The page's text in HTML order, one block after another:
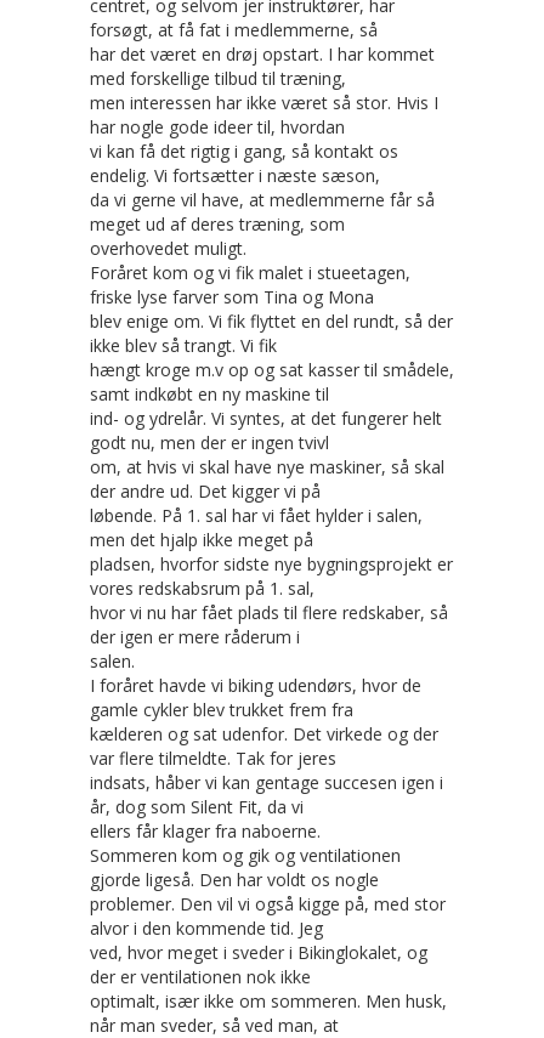
centret, og selvom jer instruktører, har
forsøgt, at få fat i medlemmerne, så
har det været en drøj opstart. I har kommet
med forskellige tilbud til træning,
men interessen har ikke været så stor. Hvis I
har nogle gode ideer til, hvordan
vi kan få det rigtig i gang, så kontakt os
endelig. Vi fortsætter i næste sæson,
da vi gerne vil have, at medlemmerne får så
meget ud af deres træning, som
overhovedet muligt.
Foråret kom og vi fik malet i stueetagen,
friske lyse farver som Tina og Mona
blev enige om. Vi fik flyttet en del rundt, så der
ikke blev så trangt. Vi fik
hængt kroge m.v op og sat kasser til smådele,
samt indkøbt en ny maskine til
ind- og ydrelår. Vi syntes, at det fungerer helt
godt nu, men der er ingen tvivl
om, at hvis vi skal have nye maskiner, så skal
der andre ud. Det kigger vi på
løbende. På 1. sal har vi fået hylder i salen,
men det hjalp ikke meget på
pladsen, hvorfor sidste nye bygningsprojekt er
vores redskabsrum på 1. sal,
hvor vi nu har fået plads til flere redskaber, så
der igen er mere råderum i
salen.
I foråret havde vi biking udendørs, hvor de
gamle cykler blev trukket frem fra
kælderen og sat udenfor. Det virkede og der
var flere tilmeldte. Tak for jeres
indsats, håber vi kan gentage succesen igen i
år, dog som Silent Fit, da vi
ellers får klager fra naboerne.
Sommeren kom og gik og ventilationen
gjorde ligeså. Den har voldt os nogle
problemer. Den vil vi også kigge på, med stor
alvor i den kommende tid. Jeg
ved, hvor meget i sveder i Bikinglokalet, og
der er ventilationen nok ikke
optimalt, især ikke om sommeren. Men husk,
når man sveder, så ved man, at